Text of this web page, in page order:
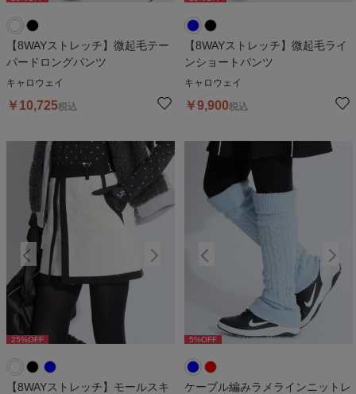
【8WAYストレッチ】微起毛テー
パードロングパンツ
キャロウェイ
￥ 10,725税込
【8WAYストレッチ】微起毛ライ
ンショートパンツ
キャロウェイ
￥9,900税込
25%OFF %OFF
【8WAYストレッチ】モールスキ
5%OFF 5%OFF
ケーブル編みラメラインニットレ